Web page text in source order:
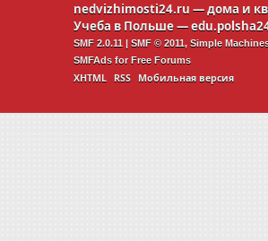
nedvizhimosti24.ru — дома и
Учеба в Польше —
SMF 2.0.11 | SMF © 2011 , Simple
SMFAds for Free Forums
XHTML RSS Мобильная версия